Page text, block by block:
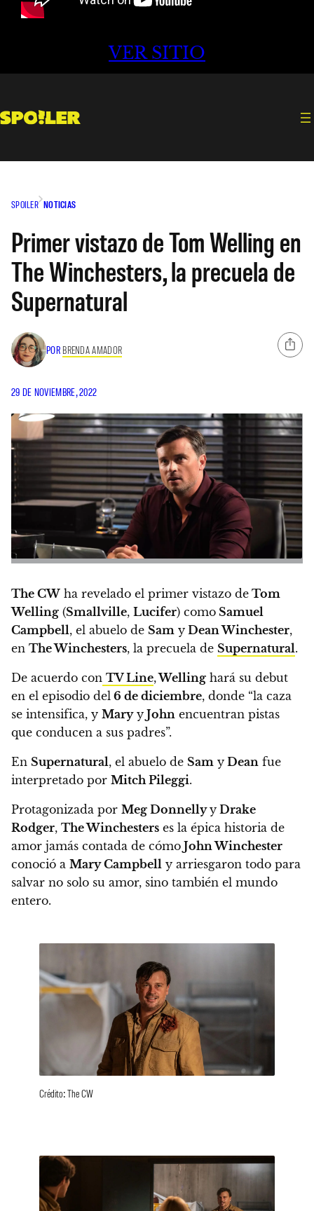
VER SITIO
SPOILER NOTICIAS
Primer vistazo de Tom Welling en
The Winchesters, la precuela de
Supernatural
POR BRENDA AMADOR
29 DE NOVIEMBRE, 2022
The CW ha revelado el primer vistazo de Tom
Welling (Smallville, Lucifer) como Samuel
Campbell, el abuelo de Sam y Dean Winchester,
en The Winchesters, la precuela de Supernatural.
De acuerdo con TV Line,Welling hará su debut
en el episodio del 6 de diciembre, donde “la caza
se intensifica, y Maryy John encuentran pistas
que conducen a sus padres”.
En Supernatural, el abuelo de Sam y Dean fue
interpretado por Mitch Pileggi.
Protagonizada por Meg Donnellyy Drake
Rodger, The Winchesters es la épica historia de
amor jamás contada de cómo John Winchester
conoció a Mary Campbell y arriesgaron todo para
salvar no solo su amor, sino también el mundo
entero.
Crédito: The CW